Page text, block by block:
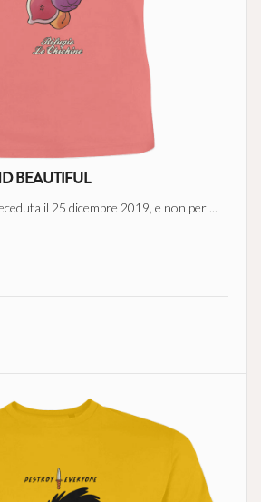
BEAUTIFUL
il 25 dicembre 2019, e non per ...